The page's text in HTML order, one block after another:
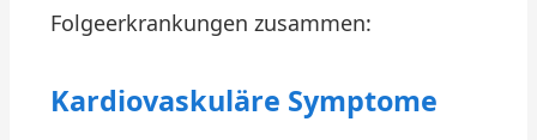
Folgeerkrankungen zusammen:
Kardiovaskuläre Symptome